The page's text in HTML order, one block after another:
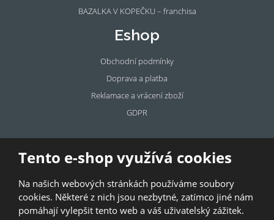
Tento e-shop využívá cookies
Na našich webových stránkách používáme soubory
cookies. Některé z nich jsou nezbytné, zatímco jiné nám
pomáhají vylepšit tento web a váš uživatelský zážitek.
BAZALKA V KOPEČKU – franchisa
Eshop
Obchodní podmínky
Doprava a platba
Reklamace a vrácení zboží
GDPR
Pronájem
prostor
Pronajměte si prostory u BAZALKY!